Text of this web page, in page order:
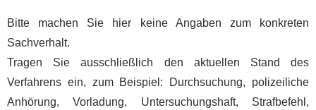
Bitte machen Sie hier keine Angaben zum konkreten
Sachverhalt.
Tragen Sie ausschließlich den aktuellen Stand des
Verfahrens ein, zum Beispiel: Durchsuchung, polizeiliche
Anhörung, Vorladung, Untersuchungshaft, Strafbefehl,